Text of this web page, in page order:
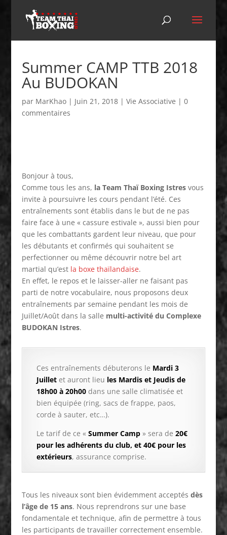
Summer CAMP TTB 2018
Au BUDOKAN
par MarKhao| Juin 21, 2018| Vie Associative | 0
commentaires
Bonjour à tous,
Comme tous les ans, la Team Thaï Boxing Istresvous
invite à poursuivre les cours pendant l’été. Ces
entraînements sont établis dans le but de ne pas
faire face à une « cassure estivale », aussi bien pour
que les combattants gardent leur niveau, que pour
les débutants et confirmés qui souhaitent se
perfectionner ou même découvrir notre bel art
martial qu’est la boxe thaïlandaise.
En effet, le repos et le laisser-aller ne faisant pas
parti de notre vocabulaire, nous proposons deux
entraînements par semaine pendant les mois de
Juillet/Août dans la salle multi-activité du Complexe
BUDOKAN Istres.
Ces entraînements débuterons le Mardi 3
Juilletet auront lieu les Mardis et Jeudis de
18h00 à 20h00dans une salle climatisée et
bien équipée (ring, sacs de frappe, paos,
corde à sauter, etc…).
Le tarif de ce « Summer Camp» sera de 20€
pour les adhérents du club, et 40€ pour les
extérieurs, assurance comprise.
Tous les niveaux sont bien évidemment acceptés dès
l’âge de 15 ans. Nous reprendrons sur une base
fondamentale et technique, afin de permettre à tous
les participants de travailler correctement ensemble.